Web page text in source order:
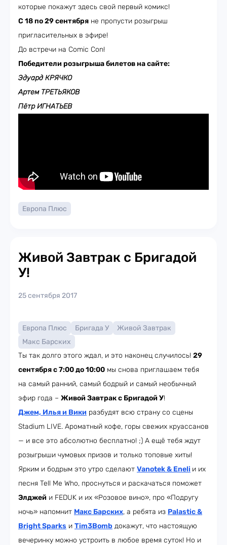
которые покажут здесь свой первый комикс!
С 18 по 29 сентября не пропусти розыгрыш
пригласительных в эфире!
До встречи на Comic Con!
Победители розыгрыша билетов на сайте:
Эдуард КРЯЧКО
Артем ТРЕТЬЯКОВ
Пётр ИГНАТЬЕВ
Европа Плюс
Живой Завтрак с Бригадой
У!
25 сентября 2017
Европа Плюс Бригада У
Живой Завтрак
Макс Барских
Ты так долго этого ждал, и это наконец случилось! 29
сентября с 7:00 до 10:00 мы снова приглашаем тебя
на самый ранний, самый бодрый и самый необычный
эфир года – Живой Завтрак с Бригадой У!
Джем, Илья и Вики разбудят всю страну со сцены
Stadium LIVE. Ароматный кофе, горы свежих круассанов
— и все это абсолютно бесплатно! ;) А ещё тебя ждут
розыгрыши чумовых призов и только топовые хиты!
Ярким и бодрым это утро сделают Vanotek & Eneli и их
песня Tell Me Who, проснуться и раскачаться поможет
Элджей и FEDUK и их «Розовое вино», про «Подругу
ночь» напомнит Макс Барских, а ребята из Palastic &
BrightSparks и Tim3Bomb докажут, что настоящую
вечеринку можно устроить в любое время суток! Но и